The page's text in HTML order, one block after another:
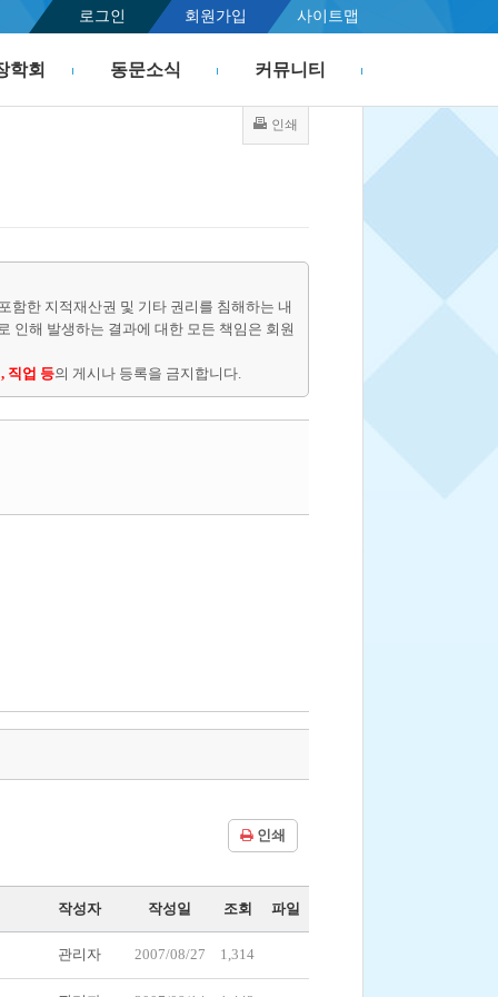
로그인 회원가입 사이트맵
학회 동문소식 커뮤니티
인쇄
함한 지적재산권 및 기타 권리를 침해하는 내
인해 발생하는 결과에 대한 모든 책임은 회원
직업 등의 게시나 등록을 금지합니다.
인쇄
작성자 작성일 조회 파일
관리자 2007/08/27 1,314